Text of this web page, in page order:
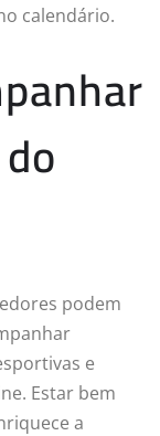
calendário.
podem
e
Estar bem
a